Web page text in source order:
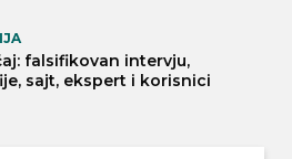
falsifikovan intervju,
sajt, ekspert i korisnici